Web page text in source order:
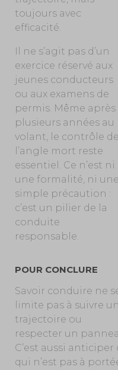
toujours avec
efficacité.
Il ne s’agit pas d’un
exercice réservé aux
jeunes conducteurs
ou aux examens de
permis. Même après
plusieurs années au
volant, le contrôle de
l’angle mort reste
essentiel. Ce n’est ni
une formalité, ni une
simple précaution :
c’est un pilier de la
conduite
responsable.
POUR CONCLURE
Savoir conduire ne
limite pas à suivre
trajectoire ou
respecter un
C’est aussi anticiper
qui n’est pas à